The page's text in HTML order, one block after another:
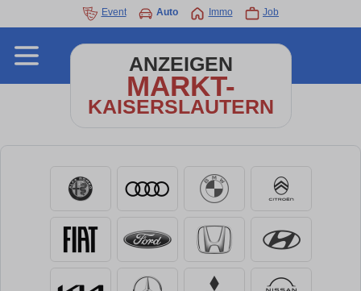
Event Auto Immo Job
ANZEIGEN
MARKT-
KAISERSLAUTERN